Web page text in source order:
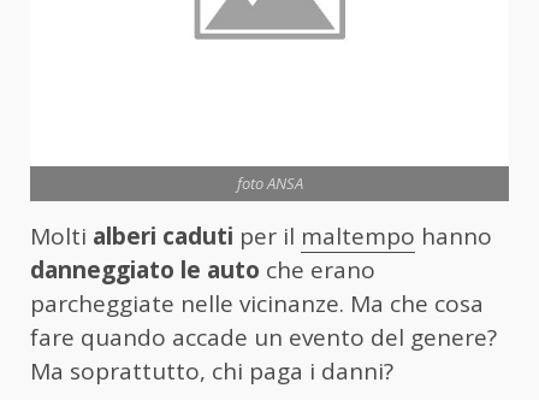
foto ANSA
Molti alberi caduti per il maltempo hanno
danneggiato le auto che erano
parcheggiate nelle vicinanze. Ma che cosa
fare quando accade un evento del genere?
Ma soprattutto, chi paga i danni?